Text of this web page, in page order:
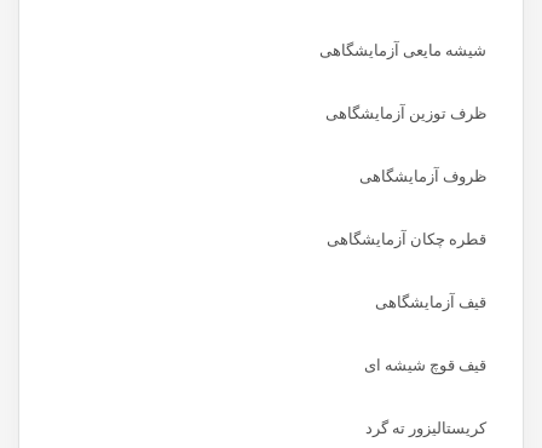
شیشه مایعی آزمایشگاهی
ظرف توزین آزمایشگاهی
ظروف آزمایشگاهی
قطره چکان آزمایشگاهی
قیف آزمایشگاهی
قیف قوچ شیشه ای
کریستالیزور ته گرد